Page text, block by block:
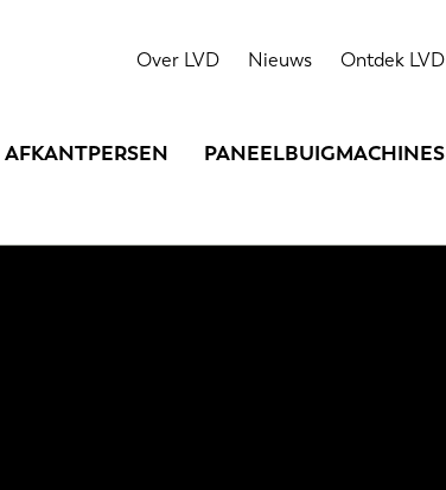
Over LVD Nieuws Ontdek LVD
AFKANTPERSEN PANEELBUIGMACHINES